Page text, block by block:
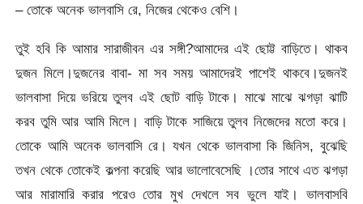
– তোকে অনেক ভালবাসি রে, নিজের থেকেও বেশি।
তুই হবি কি আমার সারাজীবন এর সঙ্গী?আমাদের এই ছোট্ট বাড়িতে। থাকব
দুজন মিলে।দুজনের বাবা- মা সব সময় আমাদেরই পাশেই থাকবে।দুজনই
ভালবাসা দিয়ে ভরিয়ে তুলব এই ছোট বাড়ি টাকে। মাঝে মাঝে ঝগড়া ঝাটি
করব তুমি আর আমি মিলে। বাড়ি টাকে সাজিয়ে তুলব নিজেদের মতো করে।
তোকে আমি অনেক ভালবাসি রে। যখন থেকে ভালবাসা কি জিনিস, বুঝেছি
তখন থেকে তোকেই কল্পনা করেছি আর ভালোবেসেছি ।তোর সাথে এত ঝগড়া
আর মারামারি করার পরেও তোর মুখ দেখলে সব ভুলে যাই। ভালবাসবি